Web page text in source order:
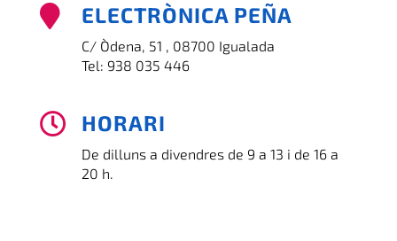
 ELECTRÒNICA PEÑA
C/ Òdena, 51 , 08700 Igualada
Tel: 938 035 446
 HORARI
De dilluns a divendres de 9 a 13 i de 16 a
20 h.